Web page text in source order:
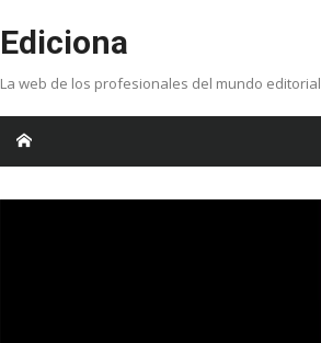
Ediciona
La web de los profesionales del mundo editorial